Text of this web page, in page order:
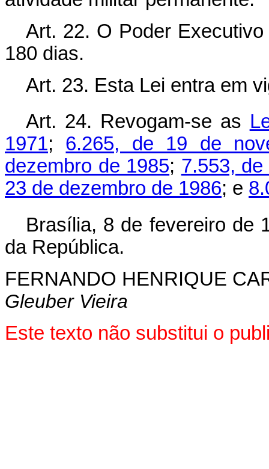
Art. 22. O Poder
180 dias.
Art. 23. Esta Lei entra em
Art. 24. Revogam-se as
1971; 6.265, de 19 de
dezembro de 1985; 7.553,
23 de dezembro de 1986; e
Brasília, 8 de fevereiro de
da República.
FERNANDO HENRIQUE
Gleuber Vieira
Este texto não substitui o